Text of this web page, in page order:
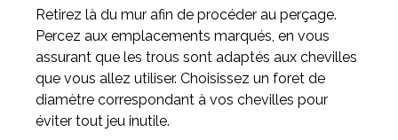
Retirez là du mur afin de procéder au perçage.
Percez aux emplacements marqués, en vous
assurant que les trous sont adaptés aux chevilles
que vous allez utiliser. Choisissez un foret de
diamètre correspondant à vos chevilles pour
éviter tout jeu inutile.